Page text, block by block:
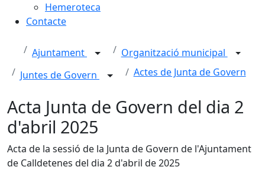
Hemeroteca
Contacte
Ajuntament
Organització municipal
Juntes de Govern
Actes de Junta de Govern
Acta Junta de Govern del dia 2
d'abril 2025
Acta de la sessió de la Junta de Govern de l'Ajuntament
de Calldetenes del dia 2 d'abril de 2025